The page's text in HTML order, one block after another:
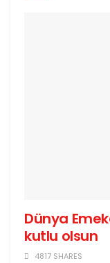
Dünya
kutlu olsun
4817 SHARES